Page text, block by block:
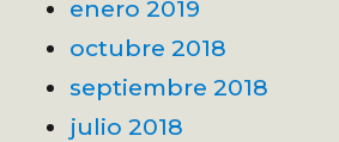
enero 2019
octubre 2018
septiembre 2018
julio 2018